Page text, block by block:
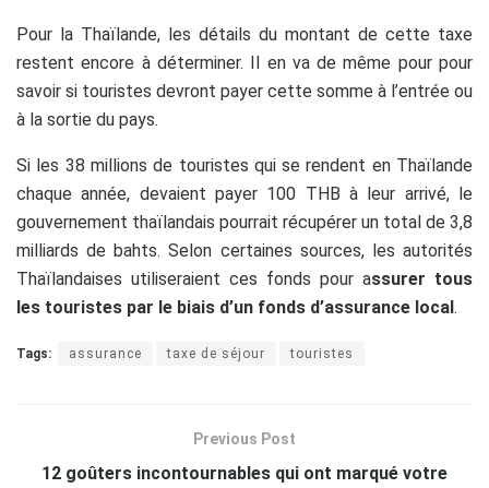
Pour la Thaïlande, les détails du montant de cette taxe
restent encore à déterminer. Il en va de même pour pour
savoir si touristes devront payer cette somme à l’entrée ou
à la sortie du pays.
Si les 38 millions de touristes qui se rendent en Thaïlande
chaque année, devaient payer 100 THB à leur arrivé, le
gouvernement thaïlandais pourrait récupérer un total de 3,8
milliards de bahts. Selon certaines sources, les autorités
Thaïlandaises utiliseraient ces fonds pour assurer tous
les touristes par le biais d’un fonds d’assurance local.
Tags: assurance taxe de séjour touristes
Previous Post
12 goûters incontournables qui ont marqué votre